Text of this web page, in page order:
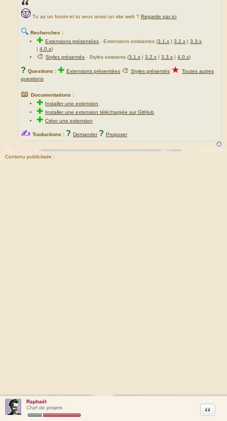
Tu as un forum et tu veux aussi un site web ? Regarde par ici.
🔍 Recherches :
✚Extensions présentées -Extensions existantes (3.1.x |3.2.x |3.3.x
|4.0.x)
🎨Styles présentés - Styles existants (3.1.x |3.2.x |3.3.x |4.0.x)
? Questions : ✚ Extensions présentées 🎨 Styles présentés ★ Toutes autres
questions
📖 Documentations :
✚ Installer une extension
✚ Installer une extension téléchargée sur GitHub
✚Créer une extension
✍ Traductions : ? Demander ? Proposer
Contenu publicitaire :
Raphaël
Chef de projets
Citation